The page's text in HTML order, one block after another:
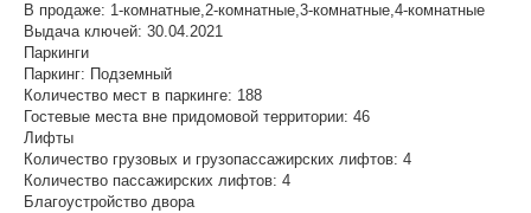
В продаже: 1-комнатные,2-комнатные,3-комнатные,4-комнатные
Выдача ключей: 30.04.2021
Паркинги
Паркинг: Подземный
Количество мест в паркинге: 188
Гостевые места вне придомовой территории: 46
Лифты
Количество грузовых и грузопассажирских лифтов: 4
Количество пассажирских лифтов: 4
Благоустройство двора